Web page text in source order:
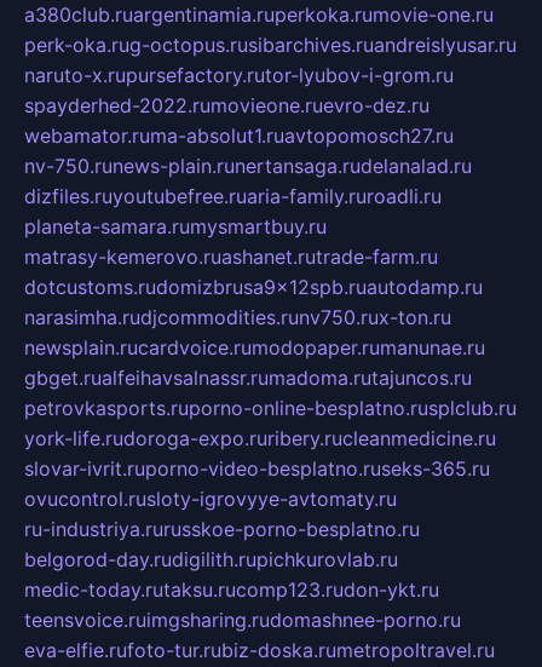
a380club.ruargentinamia.ruperkoka.rumovie-one.ru
perk-oka.rug-octopus.rusibarchives.ruandreislyusar.ru
naruto-x.rupursefactory.rutor-lyubov-i-grom.ru
spayderhed-2022.rumovieone.ruevro-dez.ru
webamator.ruma-absolut1.ruavtopomosch27.ru
nv-750.runews-plain.runertansaga.rudelanalad.ru
dizfiles.ruyoutubefree.ruaria-family.ruroadli.ru
planeta-samara.rumysmartbuy.ru
matrasy-kemerovo.ruashanet.rutrade-farm.ru
dotcustoms.rudomizbrusa9x12spb.ruautodamp.ru
narasimha.rudjcommodities.runv750.rux-ton.ru
newsplain.rucardvoice.rumodopaper.rumanunae.ru
gbget.rualfeihavsalnassr.rumadoma.rutajuncos.ru
petrovkasports.ruporno-online-besplatno.rusplclub.ru
york-life.rudoroga-expo.ruribery.rucleanmedicine.ru
slovar-ivrit.ruporno-video-besplatno.ruseks-365.ru
ovucontrol.rusloty-igrovyye-avtomaty.ru
ru-industriya.rurusskoe-porno-besplatno.ru
belgorod-day.rudigilith.rupichkurovlab.ru
medic-today.rutaksu.rucomp123.rudon-ykt.ru
teensvoice.ruimgsharing.rudomashnee-porno.ru
eva-elfie.rufoto-tur.rubiz-doska.rumetropoltravel.ru